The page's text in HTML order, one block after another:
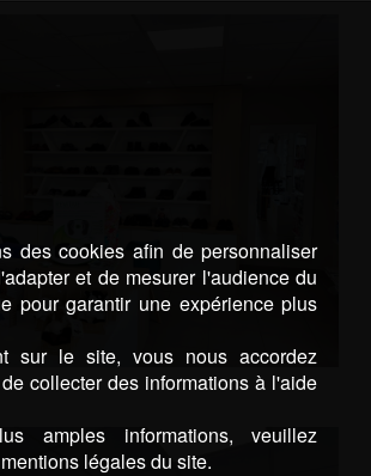
des cookies afin de personnaliser
et de mesurer l'audience du
pour garantir une expérience plus
sur le site, vous nous accordez
collecter des informations à l'aide
amples informations, veuillez
légales du site.